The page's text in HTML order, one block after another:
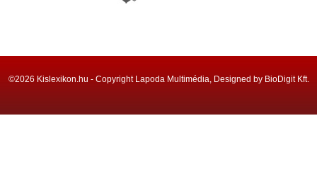
©2026 Kislexikon.hu - Copyright Lapoda Multimédia, Designed by BioDigit Kft.